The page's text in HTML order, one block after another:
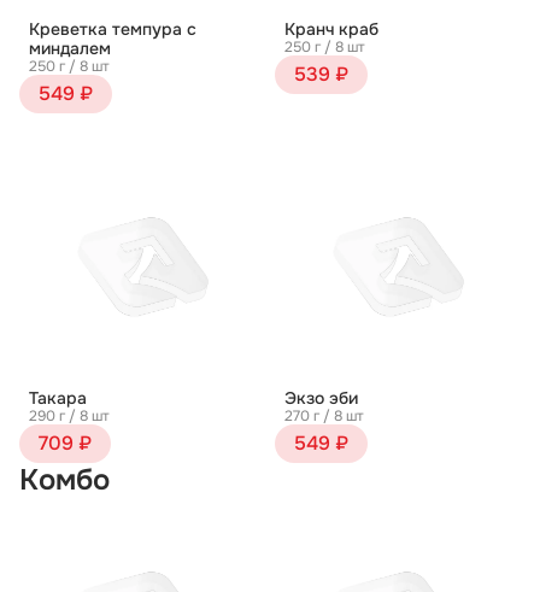
Креветка темпура с
миндалем
250 г / 8 шт
549 ₽
Кранч краб
250 г / 8 шт
539 ₽
Такара
290 г / 8 шт
709 ₽
Экзо эби
270 г / 8 шт
549 ₽
Комбо